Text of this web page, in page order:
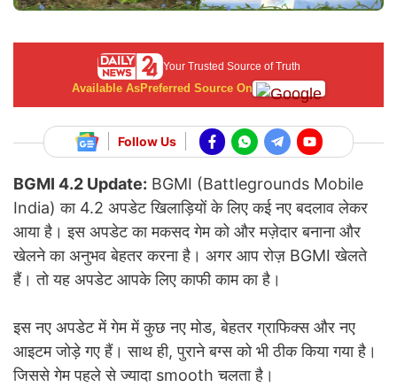
Your Trusted Source of Truth
Available AsPreferred Source On
Follow Us
BGMI 4.2 Update: BGMI (Battlegrounds Mobile
India) का 4.2 अपडेट खिलाड़ियों के लिए कई नए बदलाव लेकर
आया है। इस अपडेट का मकसद गेम को और मज़ेदार बनाना और
खेलने का अनुभव बेहतर करना है। अगर आप रोज़ BGMI खेलते
हैं। तो यह अपडेट आपके लिए काफी काम का है।
इस नए अपडेट में गेम में कुछ नए मोड, बेहतर ग्राफिक्स और नए
आइटम जोड़े गए हैं। साथ ही, पुराने बग्स को भी ठीक किया गया है।
जिससे गेम पहले से ज्यादा smooth चलता है।